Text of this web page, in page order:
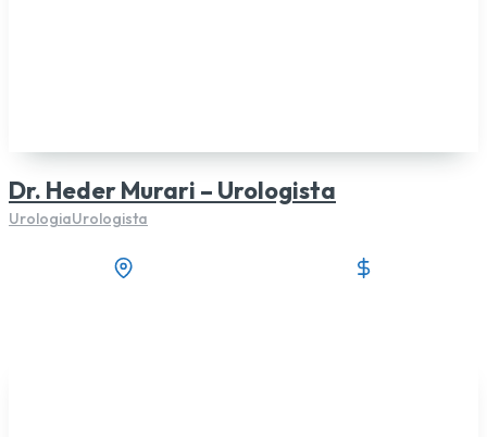
Dr. Heder Murari – Urologista
UrologiaUrologista